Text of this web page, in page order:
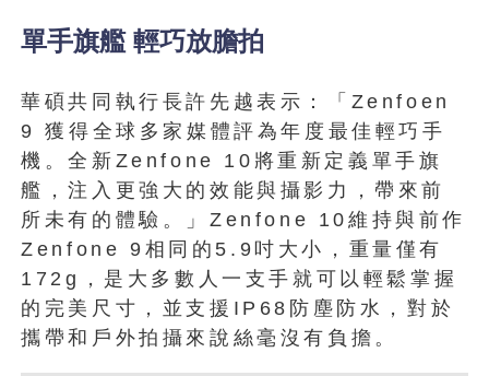
單手旗艦 輕巧放膽拍
華碩共同執行長許先越表示：「Zenfoen
9 獲得全球多家媒體評為年度最佳輕巧手
機。全新Zenfone 10將重新定義單手旗
艦，注入更強大的效能與攝影力，帶來前
所未有的體驗。」Zenfone 10維持與前作
Zenfone 9相同的5.9吋大小，重量僅有
172g，是大多數人一支手就可以輕鬆掌握
的完美尺寸，並支援IP68防塵防水，對於
攜帶和戶外拍攝來說絲毫沒有負擔。